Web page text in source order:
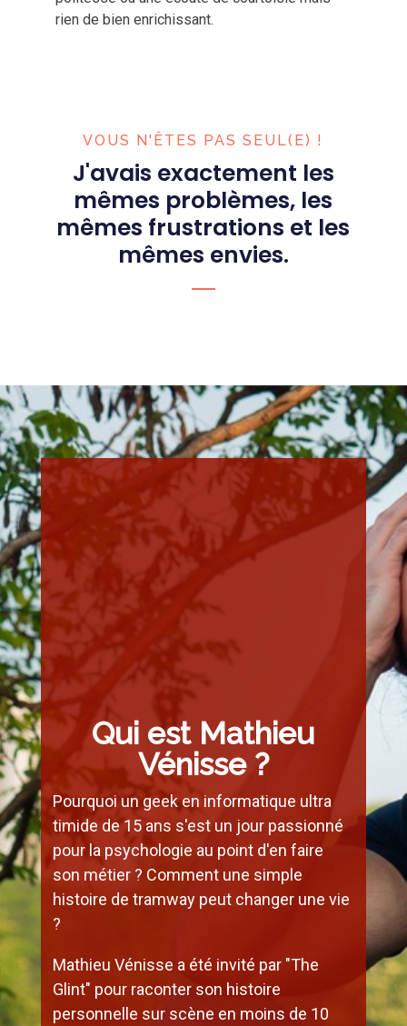
rien de bien enrichissant.
VOUS N'ÊTES PAS SEUL(E) !
J'avais exactement les
mêmes problèmes, les
mêmes frustrations et les
mêmes envies.
Qui est Mathieu
Vénisse ?
Pourquoi un geek en informatique ultra
timide de 15 ans s'est un jour passionné
pour la psychologie au point d'en faire
son métier ? Comment une simple
histoire de tramway peut changer une vie
?
Mathieu Vénisse a été invité par "The
Glint" pour raconter son histoire
personnelle sur scène en moins de 10